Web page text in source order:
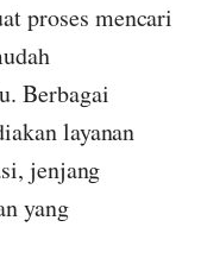
proses mencari
Berbagai
layanan
jenjang
yang